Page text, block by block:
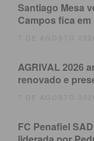
República. O
Lopes, primeiro
figuras centrais
O momento é
contínuo de
Presidente da
Santiago Mesa
Campos fica
7 DE AGOSTO 2026
AGRIVAL 2026
renovado e
7 DE AGOSTO 2026
FC Penafiel